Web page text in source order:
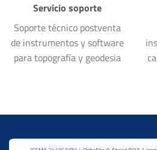
Servicio soporte
Soporte técnico postventa
de instrumentos y software
para topografía y geodesia